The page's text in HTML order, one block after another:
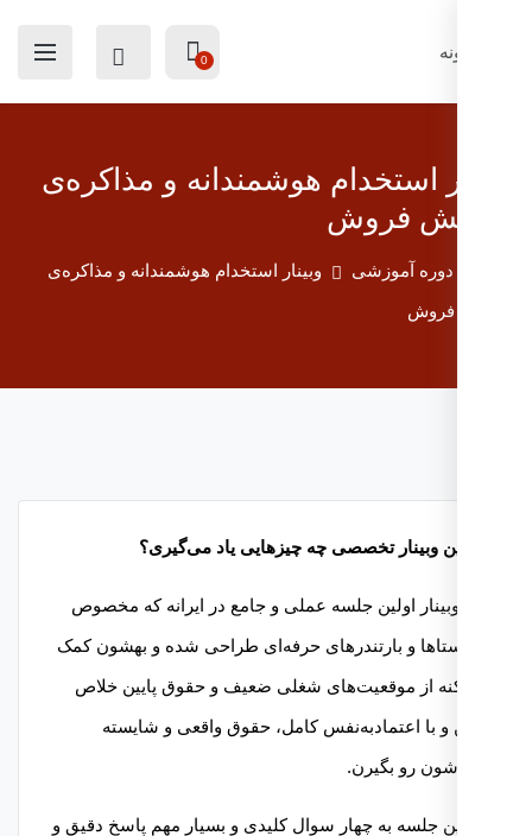
استخدام هوشمندانه و مذاکره‌ی
فروش
دوره آموزشی
وبینار استخدام هوشمندانه و مذاکره‌ی
وبینار تخصصی چه چیزهایی یاد می‌گیری؟
اولین جلسه عملی و جامع در ایرانه که مخصوص
و بارتندرهای حرفه‌ای طراحی شده و بهشون کمک
از موقعیت‌های شغلی ضعیف و حقوق پایین خلاص
با اعتمادبه‌نفس کامل، حقوق واقعی و شایسته
رو بگیرن.
جلسه به چهار سوال کلیدی و بسیار مهم پاسخ دقیق و